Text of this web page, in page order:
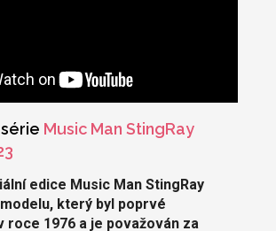
Music Man StingRay
edice Music Man StingRay
který byl poprvé
roce 1976 a je považován za